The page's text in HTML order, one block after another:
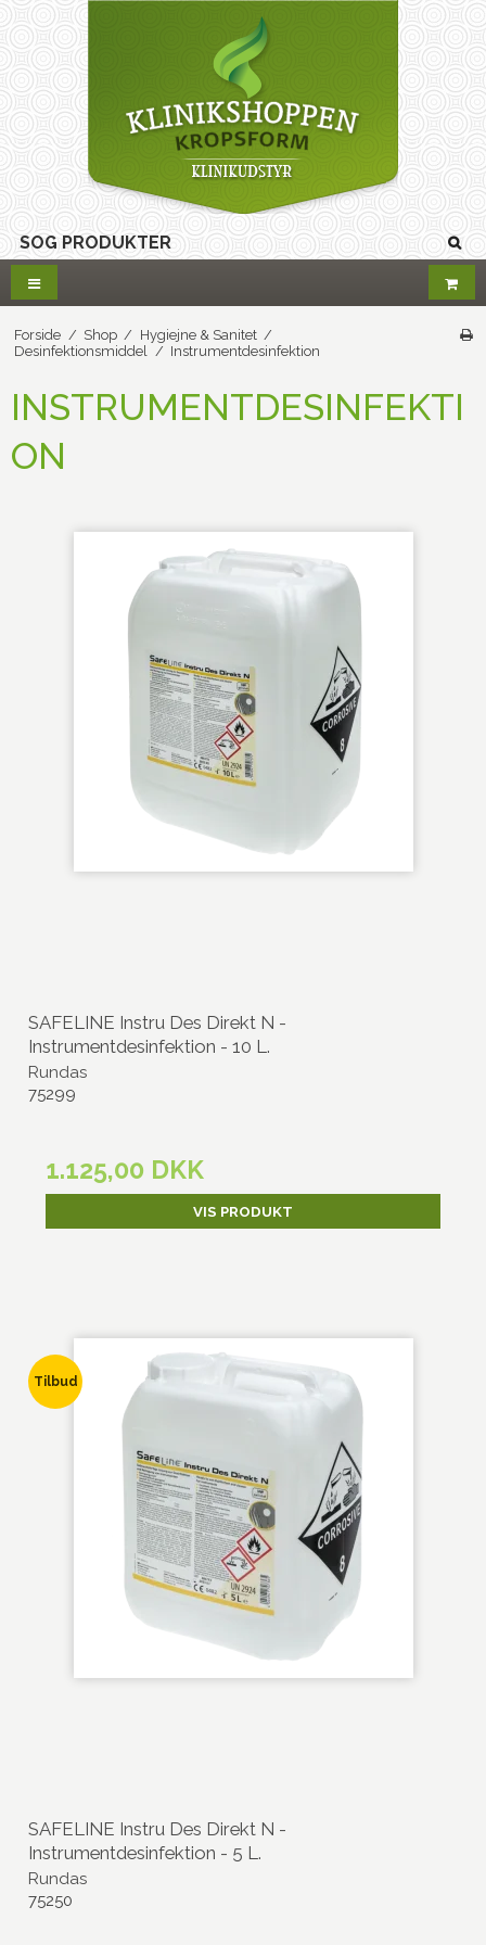
Forside / Shop / Hygiejne & Sanitet /
Desinfektionsmiddel
/ Instrumentdesinfektion
INSTRUMENTDESINFEKTI
ON
SAFELINE Instru Des Direkt N -
Instrumentdesinfektion - 10 L.
Rundas
75299
1.125,00 DKK
VIS PRODUKT
Tilbud
SAFELINE Instru Des Direkt N -
Instrumentdesinfektion - 5 L.
Rundas
75250